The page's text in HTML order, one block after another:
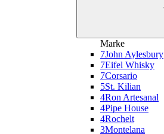
Marke
7John Aylesbury
7Eifel Whisky
7Corsario
5St. Kilian
4Ron Artesanal
4Pipe House
4Rochelt
3Montelana